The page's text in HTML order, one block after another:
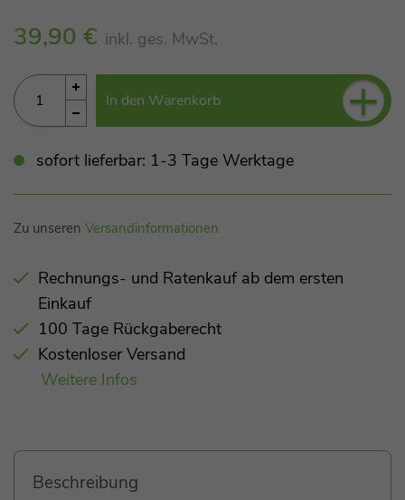
39,90 € inkl. ges. MwSt.
In den Warenkorb +
sofort lieferbar: 1-3 Tage Werktage
Zu unseren Versandinformationen
Rechnungs- und Ratenkauf ab dem ersten
Einkauf
100 Tage Rückgaberecht
Kostenloser Versand
Weitere Infos
Beschreibung